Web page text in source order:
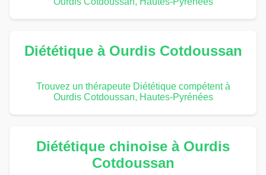
Diététique à Ourdis Cotdoussan
Trouvez un thérapeute Diététique compétent à
Ourdis Cotdoussan, Hautes-Pyrénées
Diététique chinoise à Ourdis
Cotdoussan